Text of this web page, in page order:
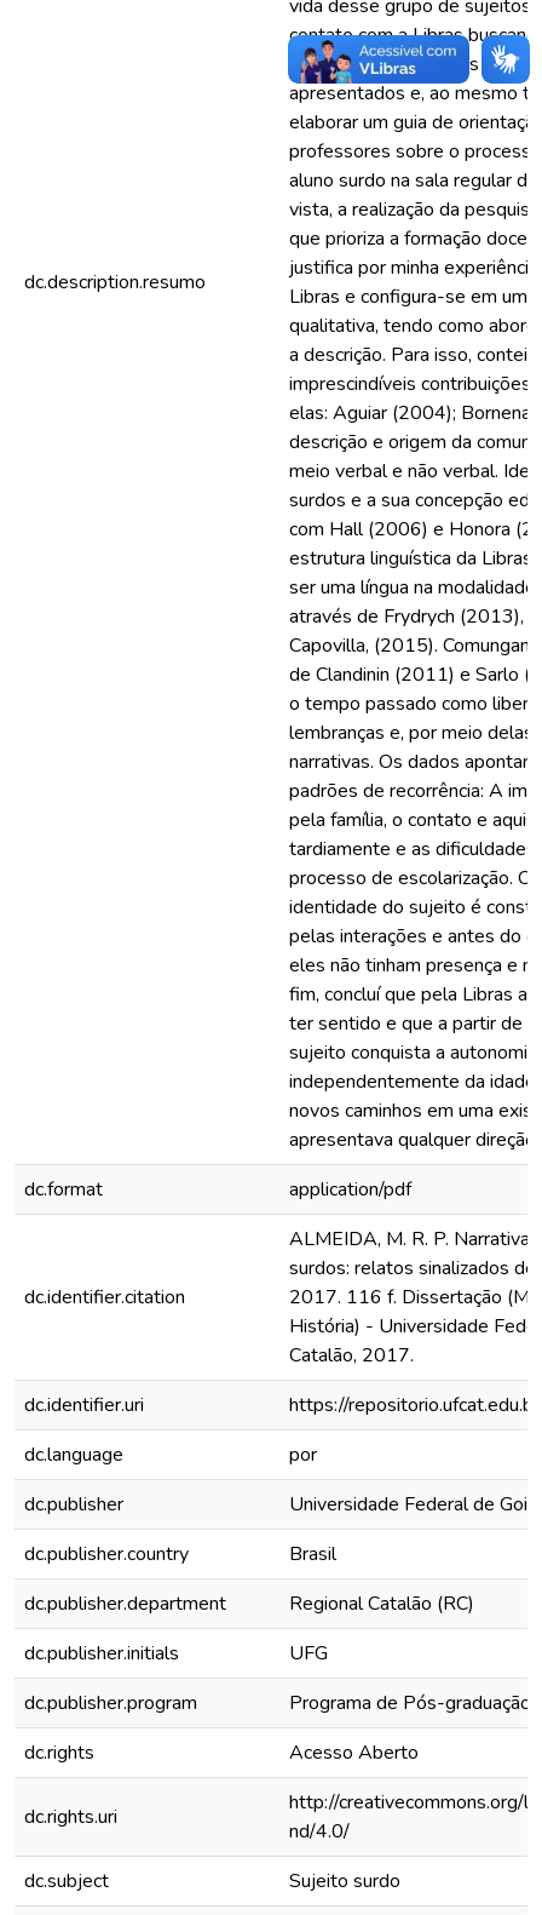
dc.description.resumo
vida desse grupo de sujeitos
contato com a Libras
padrão de recorrências nos
apresentados e, ao mesmo
elaborar um guia de
professores sobre o
aluno surdo na sala regular
vista, a realização da
que prioriza a formação
justifica por minha
Libras e configura-se em
qualitativa, tendo como
a descrição. Para isso, contei
imprescindíveis contribuições
elas: Aguiar (2004);
descrição e origem da
meio verbal e não verbal.
surdos e a sua concepção
com Hall (2006) e Honora
estrutura linguística da Libras
ser uma língua na
através de Frydrych (2013),
Capovilla, (2015).
de Clandinin (2011) e Sarlo
o tempo passado como
lembranças e, por meio
narrativas. Os dados
padrões de recorrência: A
pela família, o contato e
tardiamente e as
processo de escolarização.
identidade do sujeito é
pelas interações e antes do
eles não tinham presença e
fim, concluí que pela Libras
ter sentido e que a partir de
sujeito conquista a autonomia,
independentemente da idade
novos caminhos em uma
apresentava qualquer direção.
dc.format
application/pdf
dc.identifier.citation
ALMEIDA, M. R. P.
surdos: relatos sinalizados
2017. 116 f. Dissertação
História) - Universidade
Catalão, 2017.
dc.identifier.uri
https://
dc.language
por
dc.publisher
Universidade Federal de
dc.publisher.country
Brasil
dc.publisher.department
Regional Catalão (RC)
dc.publisher.initials
UFG
dc.publisher.program
Programa de Pós-graduação
dc.rights
Acesso Aberto
dc.rights.uri
http://creativecommons.org/
nd/4.0/
dc.subject
Sujeito surdo